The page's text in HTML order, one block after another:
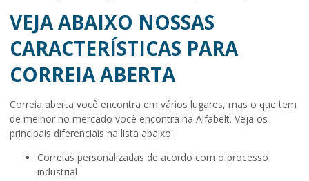
VEJA ABAIXO NOSSAS
CARACTERÍSTICAS PARA
CORREIA ABERTA
Correia aberta você encontra em vários lugares, mas o que tem
de melhor no mercado você encontra na Alfabelt. Veja os
principais diferenciais na lista abaixo:
correias personalizadas de acordo com o processo
industrial